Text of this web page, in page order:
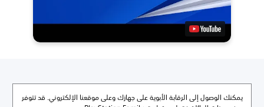
يمكنك الوصول إلى الرقابة الأبوية على جهازك وعلى موقعنا الإلكتروني. قد تتوفر